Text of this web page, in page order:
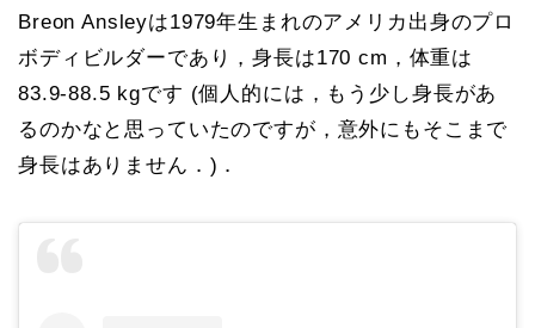
Breon Ansleyは1979年生まれのアメリカ出身のプロ
ボディビルダーであり，身長は170 cm，体重は
83.9-88.5 kgです (個人的には，もう少し身長があ
るのかなと思っていたのですが，意外にもそこまで
身長はありません．)．